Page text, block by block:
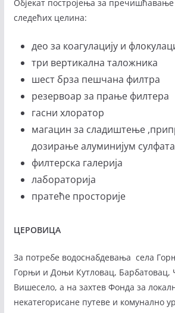
Објекат постројења за пречишћавање
следећих целина:
део за коагулацију и
три вертикална таложника
шест брза пешчана филтра
резервоар за прање филтера
гасни хлоратор
магацин за сладиштење
дозирање алуминијум
филтерска галерија
лабораторија
пратеће просторије
ЦЕРОВИЦА
За потребе водоснабдевања села
Горњи и Доњи Кутловац, Барбатовац,
Вишесело, а на захтев Фонда за
некатегорисане путеве и комунално